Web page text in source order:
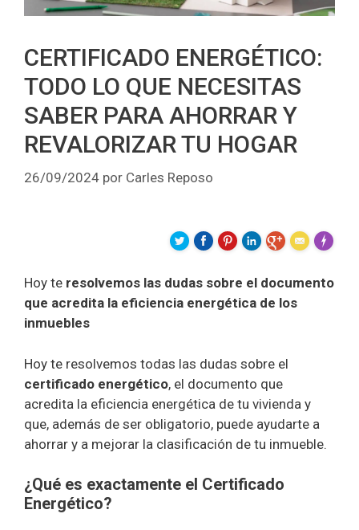
CERTIFICADO ENERGÉTICO:
TODO LO QUE NECESITAS
SABER PARA AHORRAR Y
REVALORIZAR TU HOGAR
26/09/2024 por Carles Reposo
Hoy te resolvemos las dudas sobre el documento
que acredita la eficiencia energética de los
inmuebles
Hoy te resolvemos todas las dudas sobre el
certificado energético, el documento que
acredita la eficiencia energética de tu vivienda y
que, además de ser obligatorio, puede ayudarte a
ahorrar y a mejorar la clasificación de tu inmueble.
¿Qué es exactamente el Certificado
Energético?